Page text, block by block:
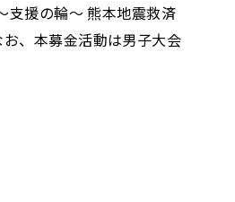
支援の輪～ 熊本地震救済
、本募金活動は男子大会